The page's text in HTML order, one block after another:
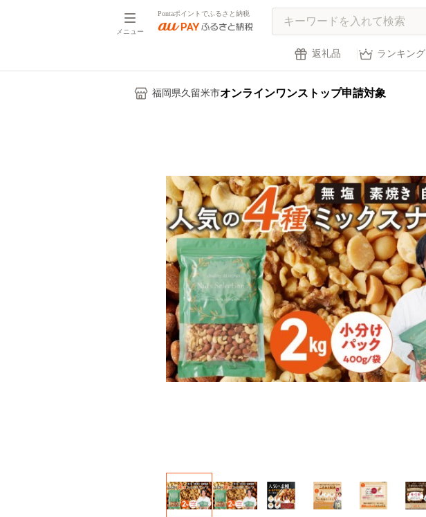
メニュー
Pontaポイントでふるさと納税
返礼品 ランキング
福岡県久留米市オンラインワンストップ申請対象